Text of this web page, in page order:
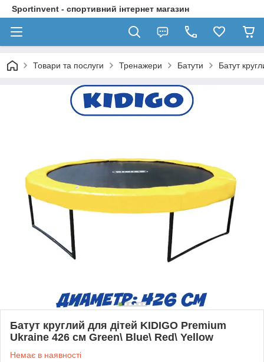
Sportinvent - спортивний інтернет магазин
Товари та послуги Тренажери Батути Батут
Батут круглий для дітей KIDIGO Premium
Ukraine 426 см Green\ Blue\ Red\ Yellow
Немає в наявності